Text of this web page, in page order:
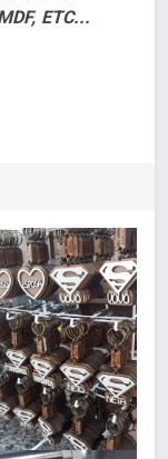
ETC...